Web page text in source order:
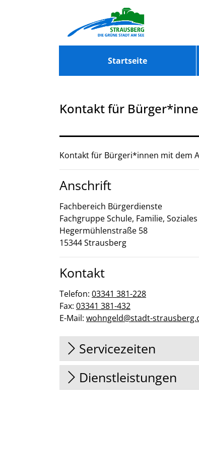
Startseite
Kontakt für
Beschreibung
Kontakt für Bürgeri*innen mit dem
Anschrift
Fachbereich Bürgerdienste
Fachgruppe Schule, Familie,
Hegermühlenstraße 58
15344Strausberg
Kontakt
Telefon: 03341 381-228
Fax: 03341 381-432
E-Mail: wohngeld@stadt-
Servicezeiten
Dienstleistungen